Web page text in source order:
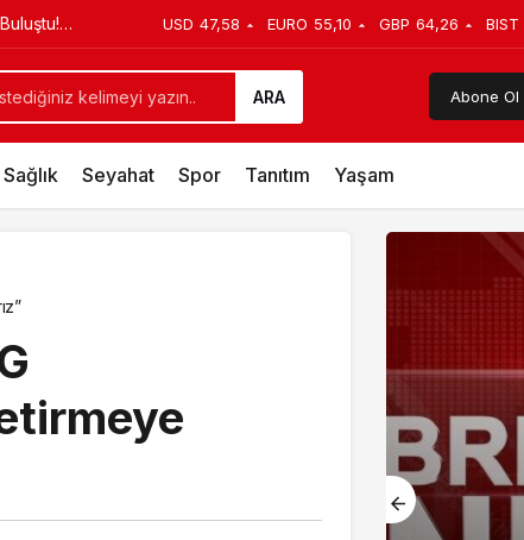
USD 47,58 EURO 55,10 GBP 64,26 BIST
ARA Abone Ol
Sağlık Seyahat Spor Tanıtım Yaşam